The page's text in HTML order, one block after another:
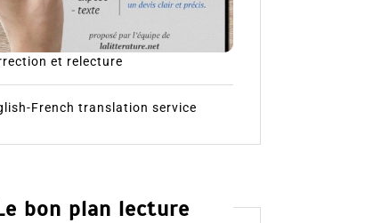
et relecture
French translation service
bon plan lecture